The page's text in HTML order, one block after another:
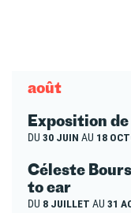
août
Exposition
DU 30 JUIN AU 18
Céleste
to ear
DU 8 JUILLET AU 31